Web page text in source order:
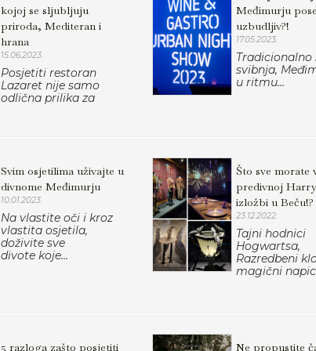
kojoj se sljubljuju
priroda, Mediteran i
hrana
15.06.2023.
Posjetiti restoran
Lazaret nije samo
odlična prilika za
Međimurju
uzbudljiv?!
17.05.2023.
Tradicionalno
svibnja,
u ritmu...
Svim osjetilima uživajte u
divnome Međimurju
10.01.2023.
Na vlastite oči i kroz
vlastita osjetila,
doživite sve
divote koje...
Što sve morate
predivnoj
izložbi u Beču!?
23.12.2022.
Tajni hodnici
Hogwartsa,
Razredbeni
magični
5 razloga zašto posjetiti Ne propustite